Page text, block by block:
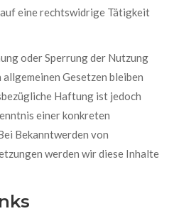
eine rechtswidrige Tätigkeit
oder Sperrung der Nutzung
Gesetzen bleiben
Haftung ist jedoch
einer konkreten
Bekanntwerden von
werden wir diese Inhalte